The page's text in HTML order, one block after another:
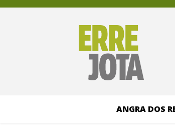
ANGRA DOS